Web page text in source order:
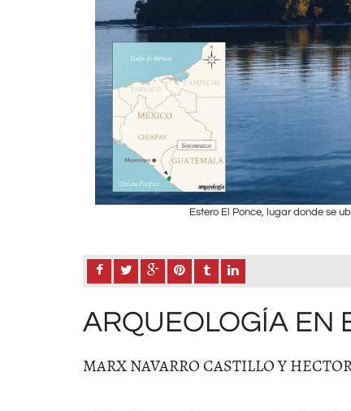
Estero El Ponce, lugar donde se
ARQUEOLOGÍA EN
MARX NAVARRO CASTILLO Y